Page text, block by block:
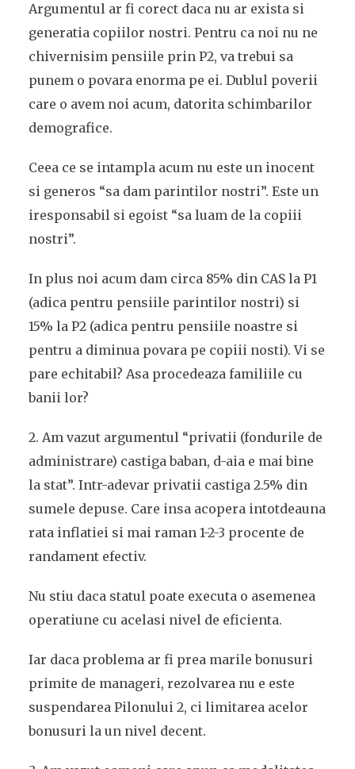
Argumentul ar fi corect daca nu ar exista si
generatia copiilor nostri. Pentru ca noi nu ne
chivernisim pensiile prin P2, va trebui sa
punem o povara enorma pe ei. Dublul poverii
care o avem noi acum, datorita schimbarilor
demografice.
Ceea ce se intampla acum nu este un inocent
si generos “sa dam parintilor nostri”. Este un
iresponsabil si egoist “sa luam de la copiii
nostri”.
In plus noi acum dam circa 85% din CAS la P1
(adica pentru pensiile parintilor nostri) si
15% la P2 (adica pentru pensiile noastre si
pentru a diminua povara pe copiii nosti). Vi se
pare echitabil? Asa procedeaza familiile cu
banii lor?
2. Am vazut argumentul “privatii (fondurile de
administrare) castiga baban, d-aia e mai bine
la stat”. Intr-adevar privatii castiga 2.5% din
sumele depuse. Care insa acopera intotdeauna
rata inflatiei si mai raman 1-2-3 procente de
randament efectiv.
Nu stiu daca statul poate executa o asemenea
operatiune cu acelasi nivel de eficienta.
Iar daca problema ar fi prea marile bonusuri
primite de manageri, rezolvarea nu e este
suspendarea Pilonului 2, ci limitarea acelor
bonusuri la un nivel decent.